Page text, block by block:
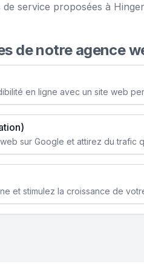
service proposées à
de notre agence